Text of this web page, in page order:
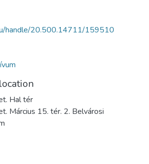
handle/20.500.14711/159510
Hal tér
Március 15. tér. 2. Belvárosi